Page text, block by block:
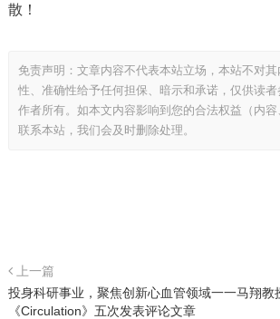
散！
免责声明：文章内容不代表本站立场，本站不对
性、准确性给予任何担保、暗示和承诺，仅供读
作者所有。如本文内容影响到您的合法权益（内
联系本站，我们会及时删除处理。
上一篇
投身科研事业，聚焦创新心血管领域一一马翔教
《Circulation》五次发表评论文章